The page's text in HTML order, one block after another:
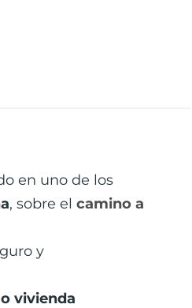
en uno de los
, sobre el camino a
y
vivienda